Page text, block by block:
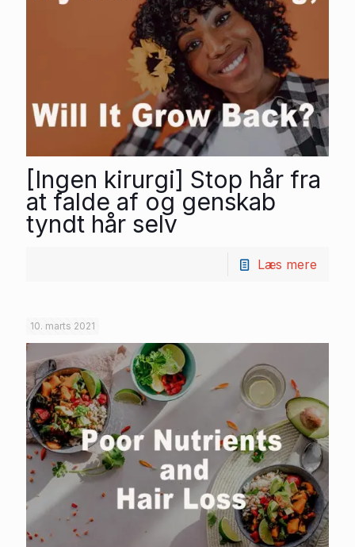
[Ingen kirurgi] Stop hår fra
at falde af og genskab
tyndt hår selv
Læs mere
10. marts 2021